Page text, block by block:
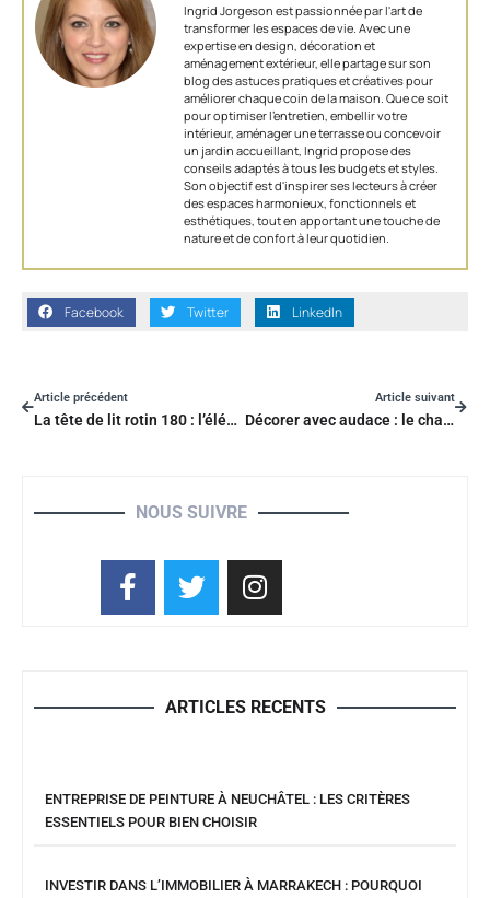
Ingrid Jorgeson est passionnée par l'art de
transformer les espaces de vie. Avec une
expertise en design, décoration et
aménagement extérieur, elle partage sur son
blog des astuces pratiques et créatives pour
améliorer chaque coin de la maison. Que ce soit
pour optimiser l’entretien, embellir votre
intérieur, aménager une terrasse ou concevoir
un jardin accueillant, Ingrid propose des
conseils adaptés à tous les budgets et styles.
Son objectif est d'inspirer ses lecteurs à créer
des espaces harmonieux, fonctionnels et
esthétiques, tout en apportant une touche de
nature et de confort à leur quotidien.
Facebook Twitter LinkedIn
Article précédent
La tête de lit rotin 180 : l’élément chic et inattendu pour votre chambre
Article suivant
Décorer avec audace : le charme du bleu turquoise foncé dans la maison
NOUS SUIVRE
ARTICLES RECENTS
ENTREPRISE DE PEINTURE À NEUCHÂTEL : LES CRITÈRES
ESSENTIELS POUR BIEN CHOISIR
INVESTIR DANS L’IMMOBILIER À MARRAKECH : POURQUOI